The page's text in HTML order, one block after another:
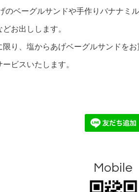
ベーグルサンドや手作りバナナミル
お出しします。
り、塩からあげベーグルサンドを
ビスいたします。
Mobile